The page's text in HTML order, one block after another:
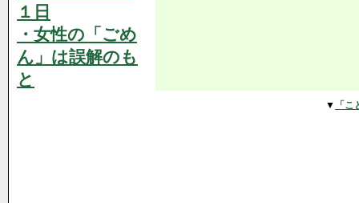
１日
・女性の「ごめ
ん」は誤解のも
と
▼ 「